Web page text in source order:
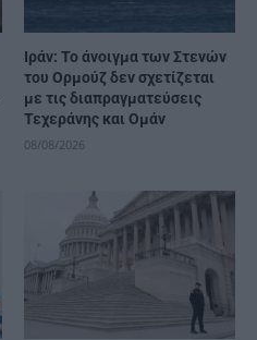
Ιράν: Το άνοιγμα των Στενών
του Ορμούζ δεν σχετίζεται
με τις διαπραγματεύσεις
Τεχεράνης και Ομάν
08/08/2026